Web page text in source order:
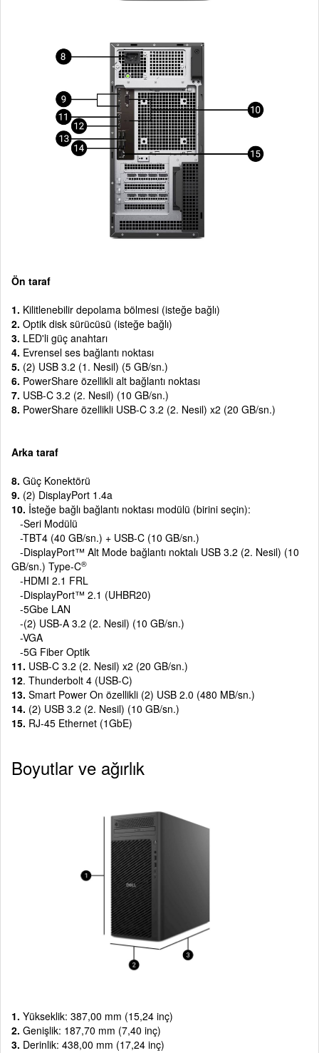
Ön taraf
1. Kilitlenebilir depolama bölmesi (isteğe bağlı)
2. Optik disk sürücüsü (isteğe bağlı)
3. LED'li güç anahtarı
4. Evrensel ses bağlantı noktası
5. (2) USB 3.2 (1. Nesil) (5 GB/sn.)
6. PowerShare özellikli alt bağlantı noktası
7. USB-C 3.2 (2. Nesil) (10 GB/sn.)
8. PowerShare özellikli USB-C 3.2 (2. Nesil) x2 (20 GB/sn.)
Arka taraf
8. Güç Konektörü
9. (2) DisplayPort 1.4a
10. İsteğe bağlı bağlantı noktası modülü (birini seçin):
-Seri Modülü
-TBT4 (40 GB/sn.) + USB-C (10 GB/sn.)
-DisplayPort™ Alt Mode bağlantı noktalı USB 3.2 (2. Nesil) (10
GB/sn.) Type-C®
-HDMI 2.1 FRL
-DisplayPort™ 2.1 (UHBR20)
-5Gbe LAN
-(2) USB-A 3.2 (2. Nesil) (10 GB/sn.)
-VGA
-5G Fiber Optik
11. USB-C 3.2 (2. Nesil) x2 (20 GB/sn.)
12. Thunderbolt 4 (USB-C)
13. Smart Power On özellikli (2) USB 2.0 (480 MB/sn.)
14. (2) USB 3.2 (2. Nesil) (10 GB/sn.)
15. RJ-45 Ethernet (1GbE)
Boyutlar ve ağırlık
1. Yükseklik: 387,00 mm (15,24 inç)
2. Genişlik: 187,70 mm (7,40 inç)
3. Derinlik: 438,00 mm (17,24 inç)